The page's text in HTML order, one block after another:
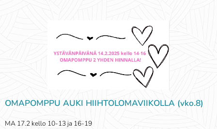
OMAPOMPPU AUKI HIIHTOLOMAVIIKOLLA (vko.8)
MA 17.2 kello 10-13 ja 16-19